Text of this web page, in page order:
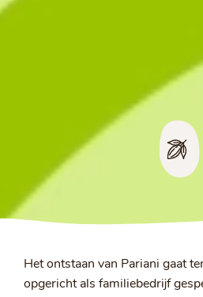
Het ontstaan van Pariani gaat
opgericht als familiebedrijf